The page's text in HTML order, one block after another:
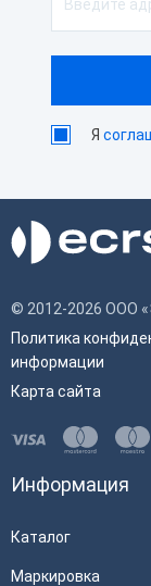
Я
© 2012-2026 ООО
Политика
информации
Карта сайта
Информация
Каталог
Маркировка